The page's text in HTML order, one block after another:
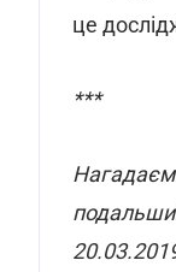
це
***